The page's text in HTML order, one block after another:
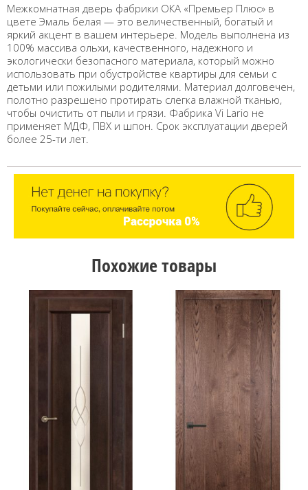
Межкомнатная дверь фабрики ОКА «Премьер Плюс» в
цвете Эмаль белая — это величественный, богатый и
яркий акцент в вашем интерьере. Модель выполнена из
100% массива ольхи, качественного, надежного и
экологически безопасного материала, который можно
использовать при обустройстве квартиры для семьи с
детьми или пожилыми родителями. Материал долговечен,
полотно разрешено протирать слегка влажной тканью,
чтобы очистить от пыли и грязи. Фабрика Vi Lario не
применяет МДФ, ПВХ и шпон. Срок эксплуатации дверей
более 25-ти лет.
Похожие товары